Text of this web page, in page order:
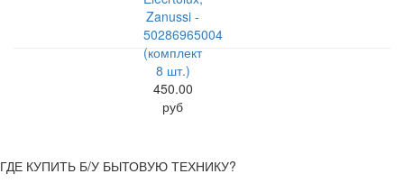
Zanussi -
50286965004
(комплект
8 шт.)
450.00
руб
ГДЕ КУПИТЬ Б/У БЫТОВУЮ ТЕХНИКУ?